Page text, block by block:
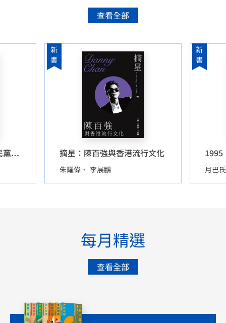
查看全部
奮起：中國共產黨在國民黨統治區的反日運動（1927-1937）
新
書
摘星：陳百強與香港流行文化
朱耀偉 李展鵬
新
書
1995
月巴氏
每月精選
查看全部